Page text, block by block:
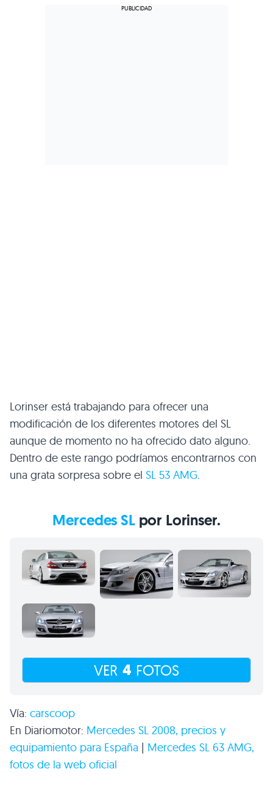
Lorinser está trabajando para ofrecer una
modificación de los diferentes motores del SL
aunque de momento no ha ofrecido dato alguno.
Dentro de este rango podríamos encontrarnos con
una grata sorpresa sobre el SL 53 AMG.
Mercedes SLpor Lorinser.
VER 4 FOTOS
Vía: carscoop
En Diariomotor: Mercedes SL 2008, precios y
equipamiento para España | Mercedes SL 63 AMG,
fotos de la web oficial